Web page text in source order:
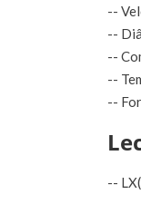
--
--
--
--
--
--